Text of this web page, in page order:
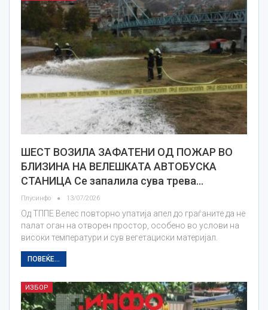
ШЕСТ ВОЗИЛА ЗАФАТЕНИ ОД ПОЖАР ВО
БЛИЗИНА НА ВЕЛЕШКАТА АВТОБУСКА
СТАНИЦА Се запалила сува трева…
Плусинфо 13/07/2026
Од ТППЕ Велес повторно упатија апел до граѓаните да не
палат оган на отворен простор, особено во услови на
високи температури и сув вегетациски материјал.
ПОВЕЌЕ...
ИЗБОР